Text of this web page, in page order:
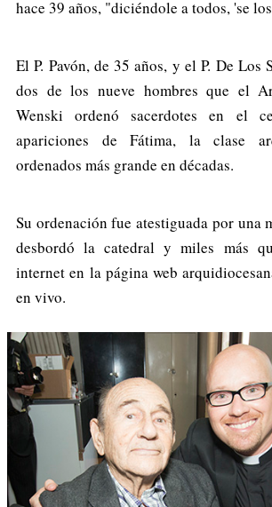
hace 39 años, "diciéndole a todos, 'se
El P. Pavón, de 35 años, y el P. De Los
dos de los nueve hombres que el
Wenski ordenó sacerdotes en el
apariciones de Fátima, la clase
ordenados más grande en décadas.
Su ordenación fue atestiguada por una
desbordó la catedral y miles más
internet en la página web
en vivo.